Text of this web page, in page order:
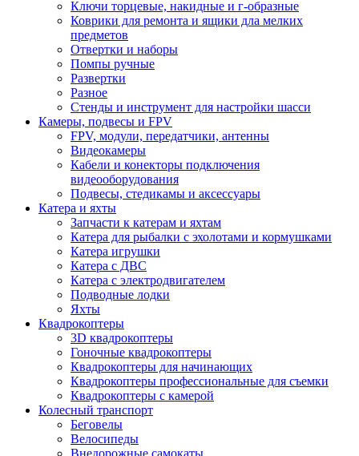
Ключи торцевые, накидные и г-образные
Коврики для ремонта и ящики дла мелких
предметов
Отвертки и наборы
Помпы ручные
Развертки
Разное
Стенды и инструмент для настройки шасси
Камеры, подвесы и FPV
FPV, модули, передатчики, антенны
Видеокамеры
Кабели и конекторы подключения
видеооборудования
Подвесы, стедикамы и аксессуары
Катера и яхты
Запчасти к катерам и яхтам
Катера для рыбалки с эхолотами и кормушками
Катера игрушки
Катера с ДВС
Катера с электродвигателем
Подводные лодки
Яхты
Квадрокоптеры
3D квадрокоптеры
Гоночные квадрокоптеры
Квадрокоптеры для начинающих
Квадрокоптеры профессиональные для съемки
Квадрокоптеры с камерой
Колесный транспорт
Беговелы
Велосипеды
Внедорожные самокаты